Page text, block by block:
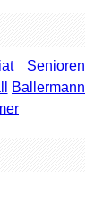
Senioren
Ballermann